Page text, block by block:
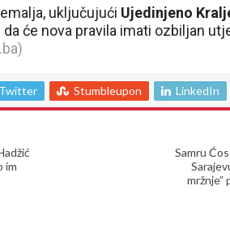
uključujući Ujedinjeno
će nova pravila imati ozbiljan
Twitter Stumbleupon LinkedIn
im
Samru
mržnje”